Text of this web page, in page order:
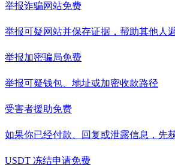
举报诈骗网站免费
举报可疑网站并保存证据，帮助其他人
举报加密骗局免费
举报可疑钱包、地址或加密收款路径
受害者援助免费
如果你已经付款、回复或泄露信息，先
USDT 冻结申请免费